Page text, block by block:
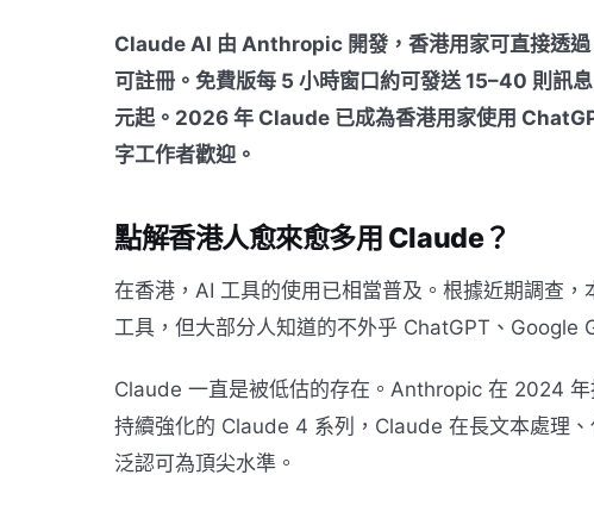
Claude AI 由 Anthropic 開發，香港用家可直接透
可註冊。免費版每 5 小時窗口約可發送 15–40 則訊
元起。2026 年 Claude 已成為香港用家使用
字工作者歡迎。
點解香港人愈來愈多用 Claude？
在香港，AI 工具的使用已相當普及。根據近期調查
工具，但大部分人知道的不外乎 ChatGPT、Google
Claude 一直是被低估的存在。Anthropic 在 2024
持續強化的 Claude 4 系列，Claude 在長文本處理
泛認可為頂尖水準。